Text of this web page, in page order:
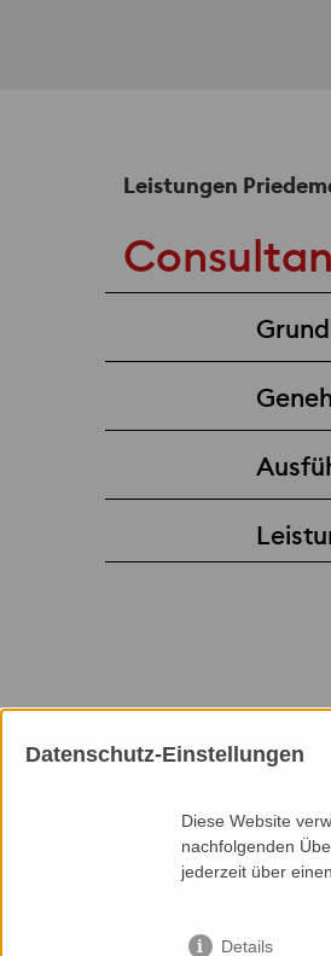
Leistungen
Mitgliedschaften
Datenschutz-Einstellungen
Diese Website
nachfolgenden
jederzeit über
Details